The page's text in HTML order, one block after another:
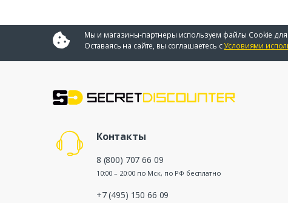
Мы и магазины-партнеры используем файлы Cookie для
Оставаясь на сайте, вы соглашаетесь сУсловиями
Контакты
8 (800) 707 66 09
10:00 – 20:00 по Мск, по РФ бесплатно
+7 (495) 150 66 09